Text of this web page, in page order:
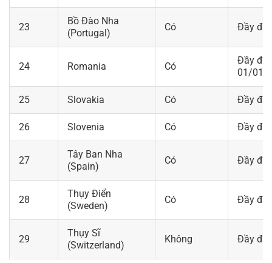
23
Bồ Đào Nha
(Portugal)
Có Đầy đủ
24 Romania Có
Đầy đủ
01/01/
25 Slovakia Có Đầy đủ
26 Slovenia Có Đầy đủ
27
Tây Ban Nha
(Spain)
Có Đầy đủ
28
Thụy Điển
(Sweden)
Có Đầy đủ
29
Thụy Sĩ
(Switzerland)
Không Đầy đủ